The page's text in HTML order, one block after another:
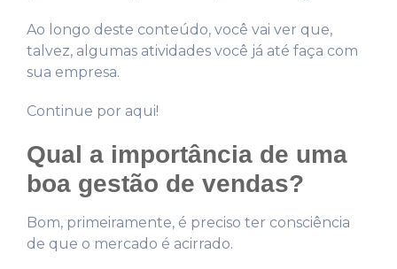
Ao longo deste conteúdo, você vai ver que,
talvez, algumas atividades você já até faça com
sua empresa.
Continue por aqui!
Qual a importância de uma
boa gestão de vendas?
Bom, primeiramente, é preciso ter consciência
de que o mercado é acirrado.